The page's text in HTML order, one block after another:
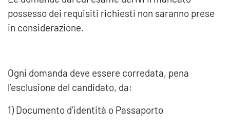
possesso dei requisiti richiesti non saranno prese
in considerazione.
Ogni domanda deve essere corredata, pena
l’esclusione del candidato, da:
1) Documento d’identità o Passaporto